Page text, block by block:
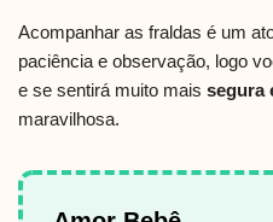
Acompanhar as fraldas é um
paciência e observação, logo
e se sentirá muito mais segura
maravilhosa.